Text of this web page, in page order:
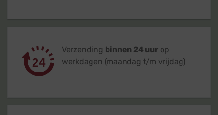
Verzending binnen 24 uur op
werkdagen (maandag t/m vrijdag)